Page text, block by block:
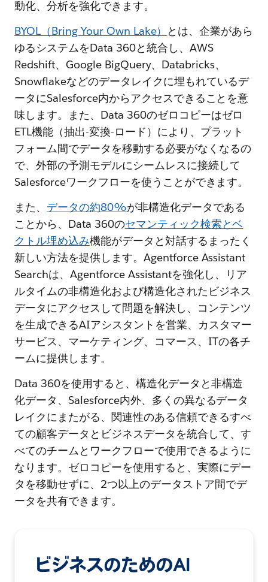
動化、分析を強化できます。
BYOL（Bring Your Own Lake）
とは、企業があら
ゆるシステムをData 360と統合し、AWS
Redshift、Google BigQuery、Databricks、
Snowflakeなどのデータレイクに埋もれているデ
ータにSalesforce内からアクセスできることを意
味します。また、Data 360のゼロコピーはゼロ
ETL機能（抽出-変換-ロード）により、プラット
フォーム間でデータを移動する必要がなくなるの
で、外部の予測モデルにシームレスに接続して
Salesforceワークフローを使うことができます。
また、 データの約80%が非構造化データである
ことから、Data 360のセマンティック検索とベ
クトル埋め込み機能がデータと対話するまったく
新しい方法を提供します。Agentforce Assistant
Searchは、Agentforce Assistantを強化し、リア
ルタイムの非構造化および構造化されたビジネス
データにアクセスして問題を解決し、コンテンツ
を生成できるAIアシスタントを営業、カスタマー
サービス、マーケティング、コマース、ITの各チ
ームに提供します。
Data 360を使用すると、構造化データと非構造
化データ、Salesforce内外、多くの異なるデータ
レイクにまたがる、関連性のある信頼できるすべ
ての顧客データとビジネスデータを統合して、す
べてのチームとワークフローで使用できるように
なります。ゼロコピーを使用すると、実際にデー
タを移動せずに、2つ以上のデータストア間でデ
ータを共有できます。
ビジネスのためのAI